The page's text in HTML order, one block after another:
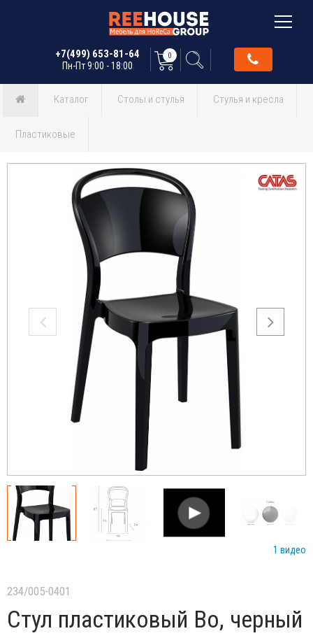
+7(499) 653-81-64
Пн-Пт 9:00 - 18:00
0
Каталог Столы и стулья Стулья и кресла
Пластиковые
1 видео
234/005-0401
Стул пластиковый Bo, черный